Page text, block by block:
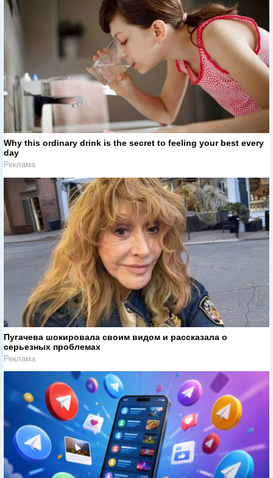
Why this ordinary drink is the secret to feeling your best every
day
Реклама
Пугачева шокировала своим видом и рассказала о
серьезных проблемах
Реклама